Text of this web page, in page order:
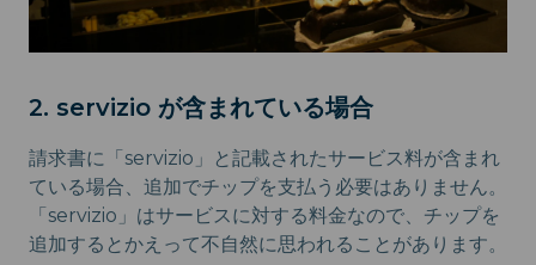
2. servizio が含まれている場合
請求書に「servizio」と記載されたサービス料が含まれ
ている場合、追加でチップを支払う必要はありません。
「servizio」はサービスに対する料金なので、チップを
追加するとかえって不自然に思われることがあります。